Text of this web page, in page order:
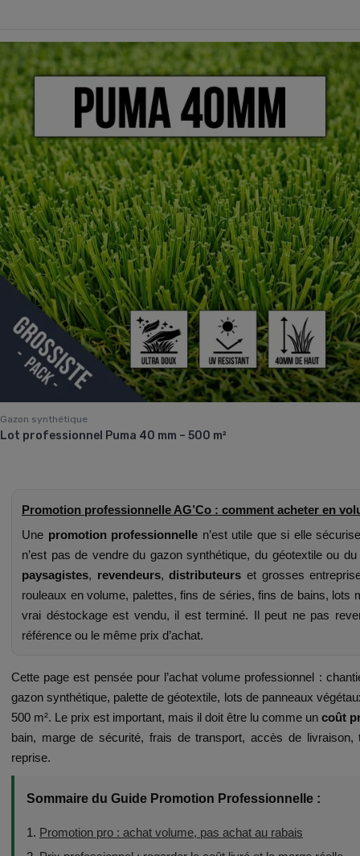
Promotion professionnelle AG’Co : comment acheter en
Une promotion professionnelle n’est utile que si elle
n’est pas de vendre du gazon synthétique, du géotextile ou
paysagistes, revendeurs,distributeurs et grosses
rouleaux en volume, palettes, fins de séries, fins de bains,
vrai déstockage est vendu, il est terminé. Il peut ne pas
référence ou le même prix d’achat.
Cette page est pensée pour l’achat volume professionnel :
gazon synthétique, palette de géotextile, lots de panneaux
500 m². Le prix est important, mais il doit être lu comme un coût
bain, marge de sécurité, frais de transport, accès de
reprise.
Sommaire du Guide Promotion Professionnelle :
1. Promotion pro : achat volume, pas achat au rabais
Gazon synthétique
Lot professionnel Puma 40 mm – 500 m²